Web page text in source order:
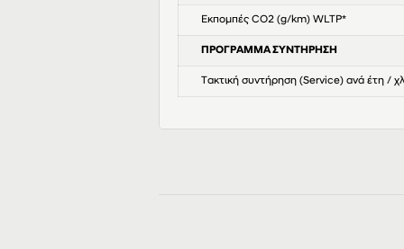
Εκπομπές CO2 (g/km) WLTP*
ΠΡΟΓΡΑΜΜΑ ΣΥΝΤΗΡΗΣΗ
Τακτική συντήρηση (Service) ανά έτη /